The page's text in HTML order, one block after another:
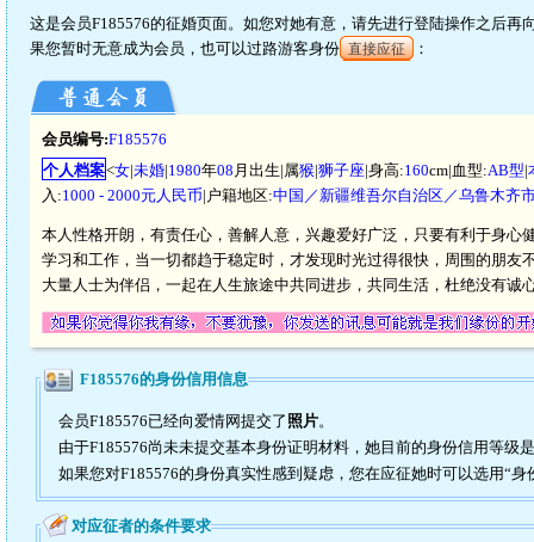
这是会员F185576的征婚页面。如您对她有意，请先进行登陆操作之后
果您暂时无意成为会员，也可以过路游客身份 直接应征 ：
会员编号:F185576
个人档案<女|未婚|1980年08 月出生|属猴|狮子座|身高:160cm|血型:AB型|
入:1000 - 2000元人民币|户籍地区:中国／新疆维吾尔自治区／乌鲁木齐
本人性格开朗，有责任心，善解人意，兴趣爱好广泛，只要有利于身
学习和工作，当一切都趋于稳定时，才发现时光过得很快，周围的朋
大量人士为伴侣，一起在人生旅途中共同进步，共同生活，杜绝没有诚
F185576的身份信用信息
会员F185576已经向爱情网提交了 照片。
由于F185576尚未未提交基本身份证明材料，她目前的身份信用等级
如果您对F185576的身份真实性感到疑虑，您在应征她时可以选用“身
对应征者的条件要求